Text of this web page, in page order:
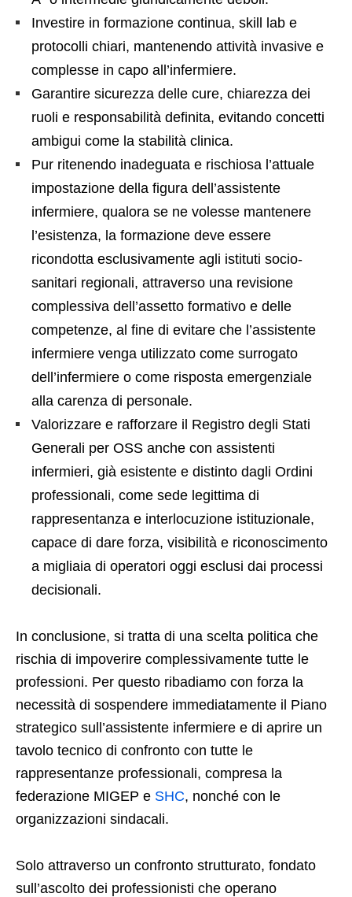
Investire in formazione continua, skill lab e
protocolli chiari, mantenendo attività invasive e
complesse in capo all’infermiere.
Garantire sicurezza delle cure, chiarezza dei
ruoli e responsabilità definita, evitando concetti
ambigui come la stabilità clinica.
Pur ritenendo inadeguata e rischiosa l’attuale
impostazione della figura dell’assistente
infermiere, qualora se ne volesse mantenere
l’esistenza, la formazione deve essere
ricondotta esclusivamente agli istituti socio-
sanitari regionali, attraverso una revisione
complessiva dell’assetto formativo e delle
competenze, al fine di evitare che l’assistente
infermiere venga utilizzato come surrogato
dell’infermiere o come risposta emergenziale
alla carenza di personale.
Valorizzare e rafforzare il Registro degli Stati
Generali per OSS anche con assistenti
infermieri, già esistente e distinto dagli Ordini
professionali, come sede legittima di
rappresentanza e interlocuzione istituzionale,
capace di dare forza, visibilità e riconoscimento
a migliaia di operatori oggi esclusi dai processi
decisionali.
In conclusione, si tratta di una scelta politica che
rischia di impoverire complessivamente tutte le
professioni. Per questo ribadiamo con forza la
necessità di sospendere immediatamente il Piano
strategico sull’assistente infermiere e di aprire un
tavolo tecnico di confronto con tutte le
rappresentanze professionali, compresa la
federazione MIGEP e SHC, nonché con le
organizzazioni sindacali.
Solo attraverso un confronto strutturato, fondato
sull’ascolto dei professionisti che operano